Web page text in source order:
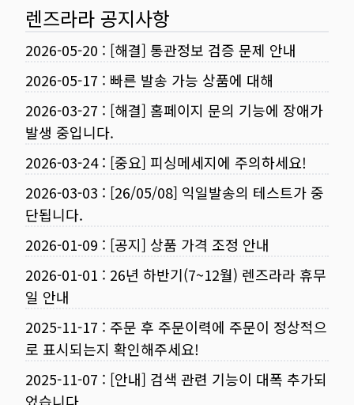
렌즈라라 공지사항
2026-05-20 : [해결] 통관정보 검증 문제 안내
2026-05-17 : 빠른 발송 가능 상품에 대해
2026-03-27 : [해결] 홈페이지 문의 기능에 장애가
발생 중입니다.
2026-03-24: [중요] 피싱메세지에 주의하세요!
2026-03-03 : [26/05/08] 익일발송의 테스트가 중
단됩니다.
2026-01-09 : [공지] 상품 가격 조정 안내
2026-01-01 : 26년 하반기(7~12월) 렌즈라라 휴무
일 안내
2025-11-17 : 주문 후 주문이력에 주문이 정상적으
로 표시되는지 확인해주세요!
2025-11-07 : [안내] 검색 관련 기능이 대폭 추가되